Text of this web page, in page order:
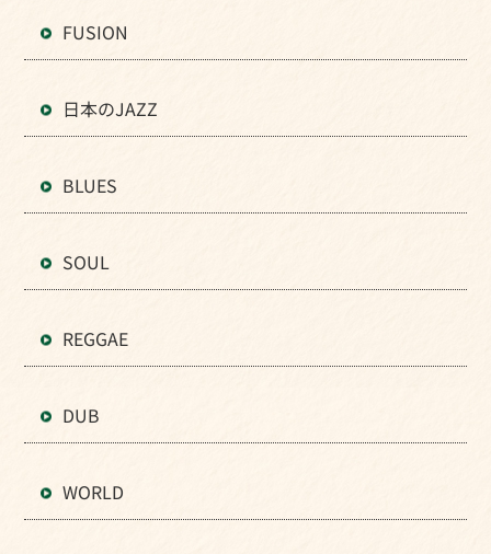
FUSION
日本のJAZZ
BLUES
SOUL
REGGAE
DUB
WORLD